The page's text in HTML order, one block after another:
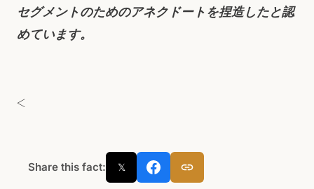
セグメントのためのアネクドートを捏造したと認
めています。
<
Share this fact: 𝕏